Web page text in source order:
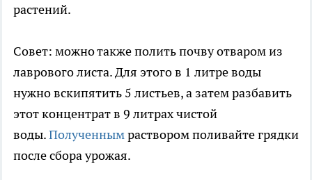
растений.
Совет: можно также полить почву отваром из
лаврового листа. Для этого в 1 литре воды
нужно вскипятить 5 листьев, а затем разбавить
этот концентрат в 9 литрах чистой
воды.Полученнымраствором поливайте грядки
после сбора урожая.